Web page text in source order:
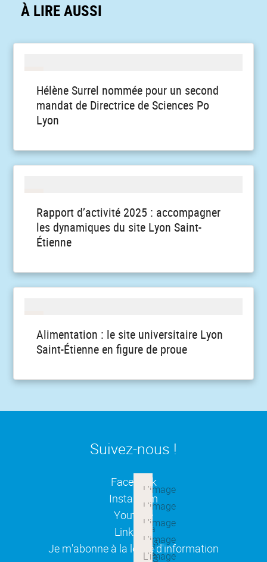
À LIRE AUSSI
Hélène Surrel nommée pour un second
mandat de Directrice de Sciences Po
Lyon
Rapport d’activité 2025 : accompagner
les dynamiques du site Lyon Saint-
Étienne
Alimentation : le site universitaire Lyon
Saint-Étienne en figure de proue
Suivez-nous !
Facebook
(ouverture dans une
Instagram(ouverture dans une
Youtube(ouverture dans une
Linkedin
(ouverture dans une
Je m'abonne à la lettre d'information
(ouverture dans une